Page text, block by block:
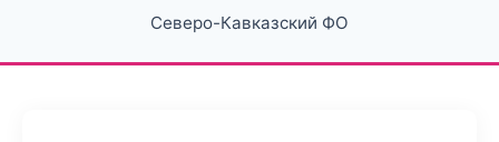
Северо-Кавказский ФО